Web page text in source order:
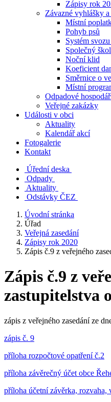
Zápisy rok
Závazné vyhlášky a
Místní
Pohyb psů
Systém
Společný
Noční klid
Koeficient
Směrnice o
Místní
Odpadové
Veřejné zakázky
Události v obci
Aktuality
Kalendář akcí
Fotogalerie
Kontakt
Úřední deska
Odpady
Aktuality
Odstávky ČEZ
Úvodní stránka
Úřad
Veřejná zasedání
Zápisy rok 2020
Zápis č.9 z veřejného
Zápis č.9 z
zastupitelstva
zápis z veřejného zasedání ze
zápis č. 9
příloha rozpočtové opatření č.2
příloha závěrečný účet obce
příloha účetní závěrka,